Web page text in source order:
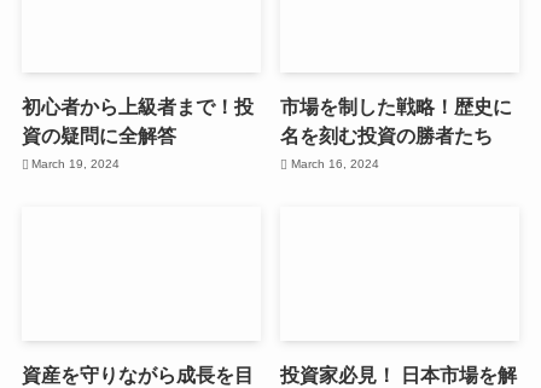
初心者から上級者まで！投
資の疑問に全解答
March 19, 2024
市場を制した戦略！歴史に
名を刻む投資の勝者たち
March 16, 2024
資産を守りながら成長を目
投資家必見！ 日本市場を解